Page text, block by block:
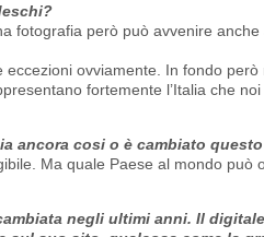
fotografia però può avvenire
ovviamente. In fondo però
fortemente l’Italia che
ancora cosi o è cambiato
Ma quale Paese al mondo può
negli ultimi anni. Il